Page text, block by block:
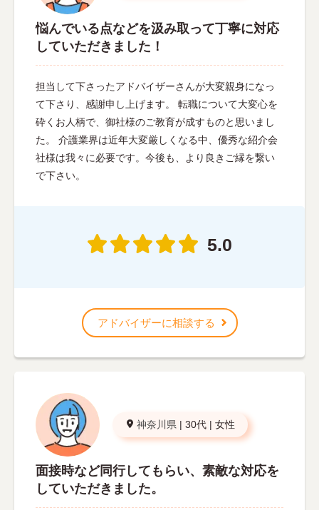
悩んでいる点などを汲み取って丁寧に対応
していただきました！
担当して下さったアドバイザーさんが大変親身になっ
て下さり、感謝申し上げます。 転職について大変心を
砕くお人柄で、御社様のご教育が成すものと思いまし
た。 介護業界は近年大変厳しくなる中、優秀な紹介会
社様は我々に必要です。今後も、より良きご縁を繋い
で下さい。
5.0
アドバイザーに相談する
神奈川県 | 30代 | 女性
面接時など同行してもらい、素敵な対応を
していただきました。